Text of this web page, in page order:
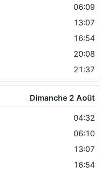
06:09
13:07
16:54
20:08
21:37
Dimanche 2 Août
04:32
06:10
13:07
16:54